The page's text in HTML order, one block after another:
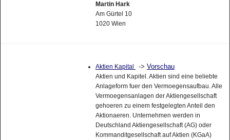
Martin Hark
Am Gürtel 10
1020 Wien
Aktien Kapital -> Vorschau
Aktien und Kapitel. Aktien sind eine beliebte
Anlageform fuer den Vermoegensaufbau. Alle
Vermoegensanlagen der Aktiengesellschaft
gehoeren zu einem festgelegten Anteil den
Aktionaeren. Unternehmen werden in
Deutschland Aktiengesellschaft (AG) oder
Kommanditgesellschaft auf Aktien (KGaA)